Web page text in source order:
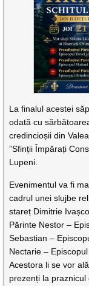
La finalul acestei
odată cu
credincioșii din
”Sfinții Împărați
Lupeni.
Evenimentul va fi
cadrul unei slujbe
stareț Dimitrie
Părinte Nestor –
Sebastian –
Nectarie –
Acestora li se vor
prezenți la